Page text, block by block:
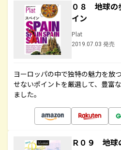
０８ 地球
イン
Plat
2019.07.03 発売
ヨーロッパの中で独特の魅力を放
せないポイントを厳選して、豊富
ました。
Ｒ０９ 地球